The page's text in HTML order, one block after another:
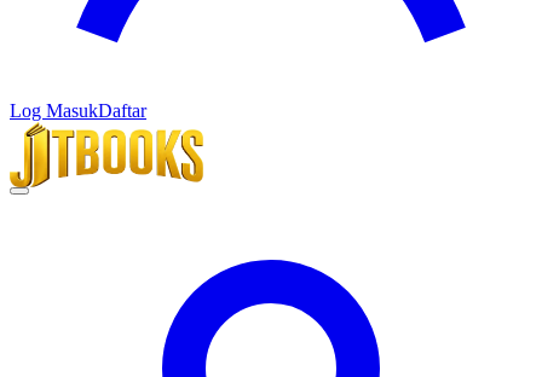
Log MasukDaftar